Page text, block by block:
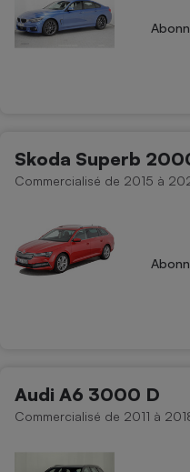
Skoda Superb
Commercialisé de 2015 à
Audi A6 3000 D
Commercialisé de 2011 à